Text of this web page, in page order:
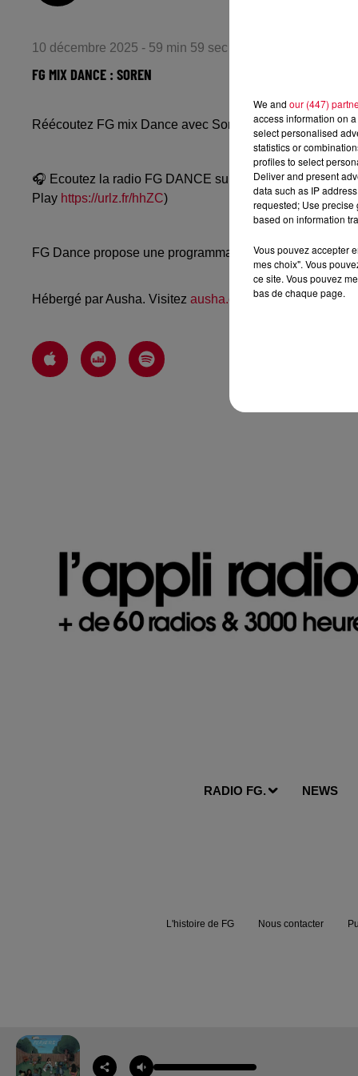
10 décembre 2025 - 59 min 59 sec
FG MIX DANCE : SOREN
Réécoutez FG mix Dance avec Soren du mardi 9
🎧 Ecoutez la radio FG DANCE sur
www.radiofg.com/fg-
Play https://urlz.fr/hhZC)
FG Dance propose une programmation dance, EDM,
Hébergé par Ausha. Visitez ausha.co/politique-de-
RADIO FG. NEWS
L'histoire de FG Nous contacter
We and our (447)
access information on
select personalised
statistics or
profiles to select
Deliver and present
data such as IP
requested; Use precise
based on information
Vous pouvez accepter
mes choix". Vous
ce site. Vous pouvez
bas de chaque page.